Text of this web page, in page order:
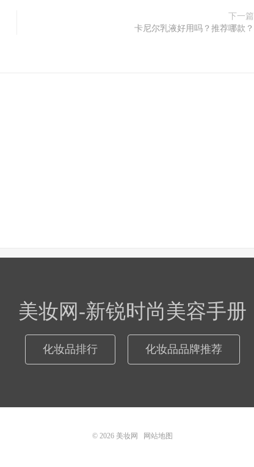
下一篇
卡尼尔乳液好用吗？推荐哪款？
美妆网-新锐时尚美容手册
化妆品排行 化妆品品牌推荐
© 2026 美妆网 网站地图